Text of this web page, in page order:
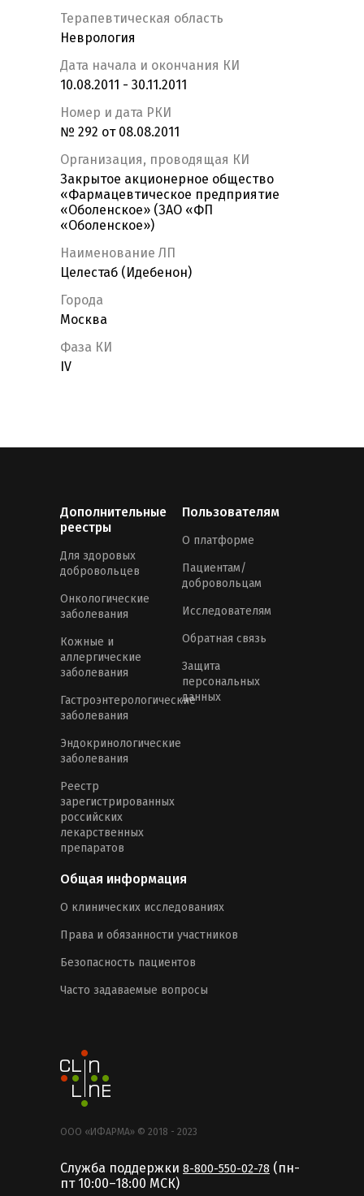
Терапевтическая область
Неврология
Дата начала и окончания КИ
10.08.2011 - 30.11.2011
Номер и дата РКИ
№ 292 от 08.08.2011
Организация, проводящая КИ
Закрытое акционерное общество
«Фармацевтическое предприятие
«Оболенское» (ЗАО «ФП
«Оболенское»)
Наименование ЛП
Целестаб (Идебенон)
Города
Москва
Фаза КИ
IV
Дополнительные
реестры
Для здоровых
добровольцев
Онкологические
заболевания
Кожные и
аллергические
заболевания
Гастроэнтерологические
заболевания
Эндокринологические
заболевания
Реестр
зарегистрированных
российских
лекарственных
препаратов
Пользователям
О платформе
Пациентам/
добровольцам
Исследователям
Обратная связь
Защита
персональных
данных
Общая информация
О клинических исследованиях
Права и обязанности участников
Безопасность пациентов
Часто задаваемые вопросы
ООО «ИФАРМА» © 2018 - 2023
Служба поддержки 8-800-550-02-78 (пн-
пт 10:00–18:00 MCК)